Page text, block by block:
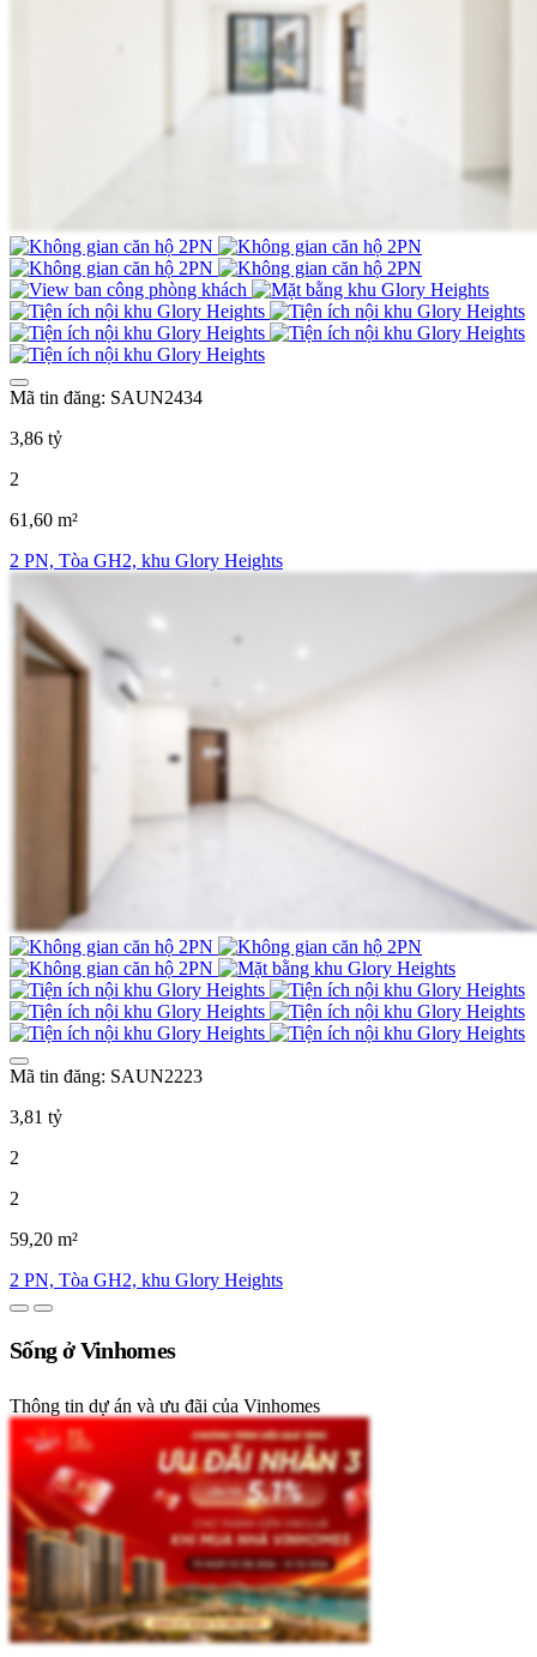
Mã tin đăng: SAUN2434
3,86 tỷ
2
61,60 m²
2 PN, Tòa GH2, khu Glory Heights
Mã tin đăng: SAUN2223
3,81 tỷ
2
2
59,20 m²
2 PN, Tòa GH2, khu Glory Heights
Sống ở Vinhomes
Thông tin dự án và ưu đãi của Vinhomes